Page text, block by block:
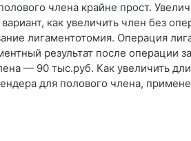
члена крайне прост.
как увеличить член без
лигаментотомия. Операция
результат после операции
— 90 тыс.руб. Как увеличить
для полового члена,